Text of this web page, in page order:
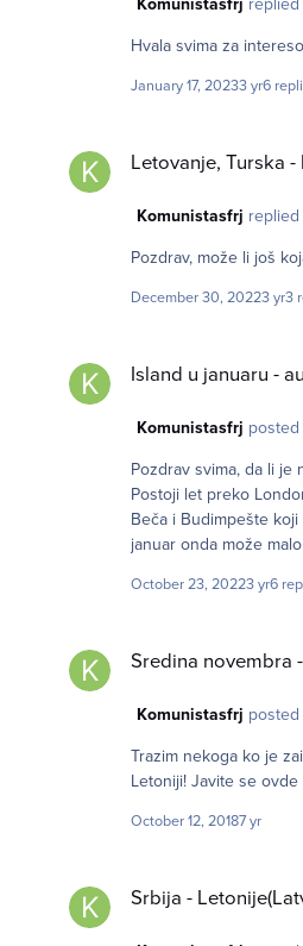
Komunistasfrj
January 17, 20233 yr6
Letovanje, Turska -
Komunistasfrj
Pozdrav, može li još
December 30, 20223 yr3
Island u januaru -
Komunistasfrj
Pozdrav svima, da li
Postoji let preko
Beča i Budimpešte
januar onda može
October 23, 20223 yr6
Sredina novembra
Komunistasfrj
Trazim nekoga ko je
Letoniji! Javite se
October 12, 20187 yr
Srbija -